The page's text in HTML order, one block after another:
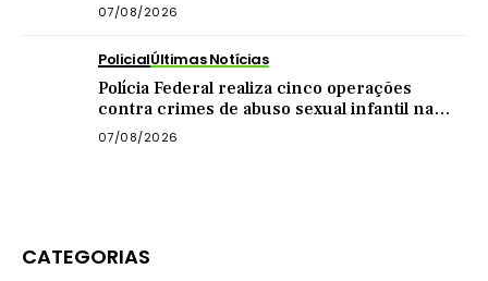
07/08/2026
PolicialÚltimas Notícias
Polícia Federal realiza cinco operações
contra crimes de abuso sexual infantil na
internet
07/08/2026
CATEGORIAS